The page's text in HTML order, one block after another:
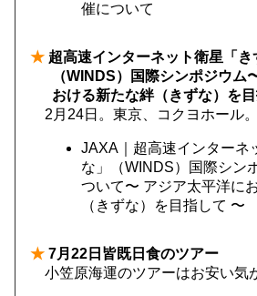
催について
★ 超高速インターネット衛星「き
（WINDS）国際シンポジウム
おける新たな絆（きずな）を
2月24日。東京、コクヨホール。
JAXA｜超高速インターネ
な」（WINDS）国際シン
ついて〜 アジア太平洋に
（きずな）を目指して 〜
★ 7月22日皆既日食のツアー
小笠原海運のツアーはお安い気